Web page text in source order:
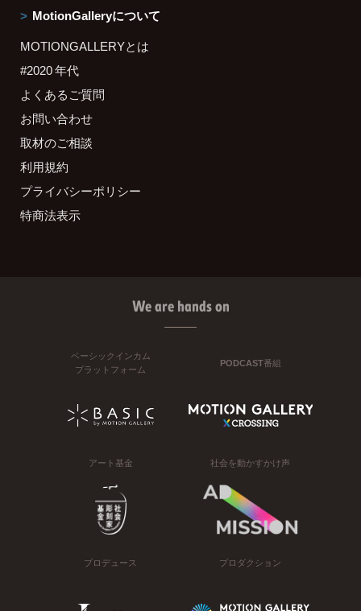
MotionGalleryについて
MOTIONGALLERYとは
#2020 年代
よくあるご質問
お問い合わせ
取材のご相談
利用規約
プライバシーポリシー
特商法表示
We are hands on
ベーシックインカム
プラットフォーム
PODCAST番組
アート基金 社会を動かすかけ声
プロデュース プロダクション